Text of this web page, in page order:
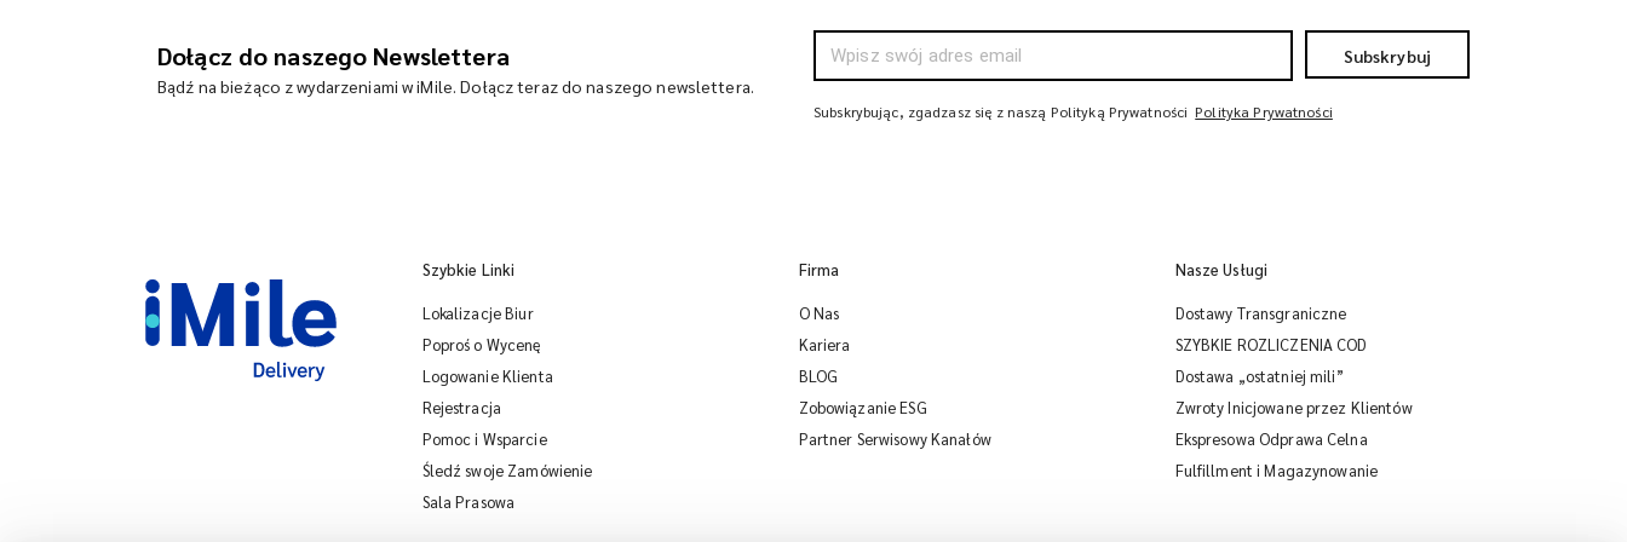
Dołącz do naszego Newslettera
Bądź na bieżąco z wydarzeniami w iMile. Dołącz teraz do naszego newslettera.
Subskrybuj
Subskrybując, zgadzasz się z naszą Polityką Prywatności Polityka Prywatności
Szybkie Linki
Lokalizacje Biur
Poproś o Wycenę
Logowanie Klienta
Rejestracja
Pomoc i Wsparcie
Śledź swoje Zamówienie
Sala Prasowa
Firma
O Nas
Kariera
BLOG
Zobowiązanie ESG
Partner Serwisowy Kanałów
Nasze Usługi
Dostawy Transgraniczne
SZYBKIE ROZLICZENIA COD
Dostawa „ostatniej mili”
Zwroty Inicjowane przez Klientów
Ekspresowa Odprawa Celna
Fulfillment i Magazynowanie
iMile Chat